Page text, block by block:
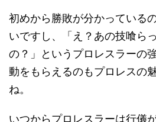
初めから勝敗が分かっている
いですし、「え？あの技喰ら
の？」というプロレスラーの
動をもらえるのもプロレスの
ね。
いつからプロレスラーは行儀